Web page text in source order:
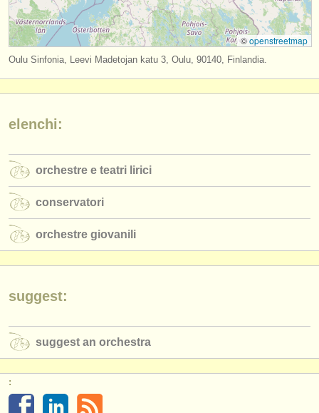
contattaci
rss feeds
pubblica con noi
find out about ourATS
ATSfaq
accedi
©openstreetmap
Oulu Sinfonia, Leevi Madetojan katu 3, Oulu, 90140, Finlandia.
elenchi:
orchestre e teatri lirici
conservatori
orchestre giovanili
suggest:
suggest an orchestra
: